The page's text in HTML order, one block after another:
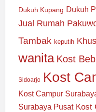
Dukuh Kupang Dukuh
Jual Rumah
Tambak keputih
wanita Kost
Sidoarjo Kost
Kost Campur
Surabaya Pusat Kost